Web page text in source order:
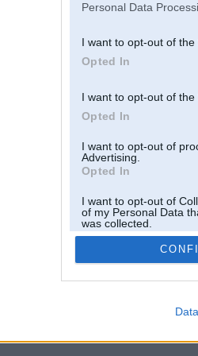
Personal Data
I want to opt-out of
Opted In
I want to opt-out of
Opted In
I want to opt-out of
Advertising.
Opted In
I want to opt-out of
of my Personal Data
was collected.
Opted Out
180
darbojas
gada 14. maija. Tas nav auto klubs un nav saistīts ar